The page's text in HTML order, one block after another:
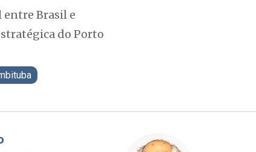
Brasil e
do Porto
Prisco Paraíso